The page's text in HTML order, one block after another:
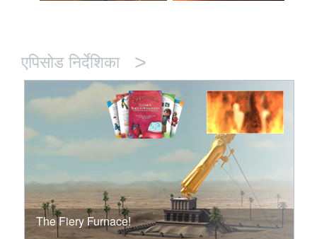
एपिसोड निर्देशिका >
The Fiery Furnace!